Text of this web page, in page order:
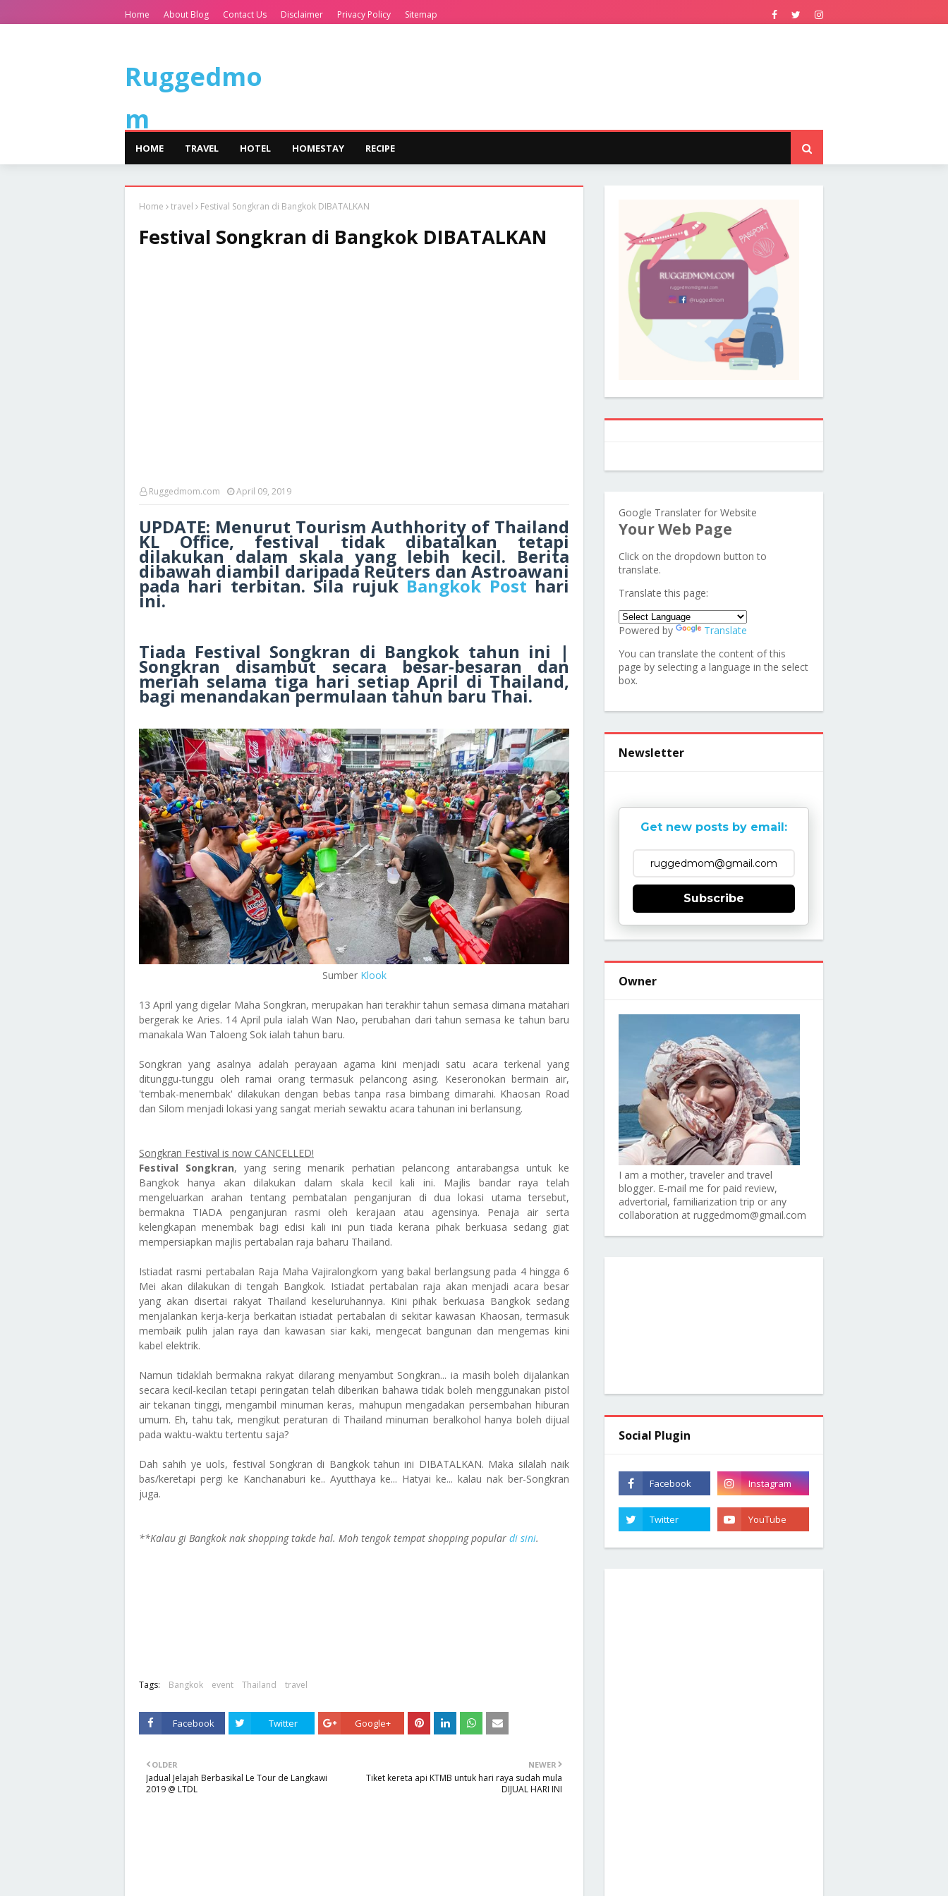
Home About Blog Contact Us Disclaimer Privacy Policy Sitemap
Ruggedmo
m
HOME TRAVEL HOTEL HOMESTAY RECIPE
Home travel Festival Songkran di Bangkok DIBATALKAN
Festival Songkran di Bangkok DIBATALKAN
Ruggedmom.com April 09, 2019
UPDATE: Menurut Tourism Authhority of Thailand
KL Office, festival tidak dibatalkan tetapi
dilakukan dalam skala yang lebih kecil. Berita
dibawah diambil daripada Reuters dan Astroawani
pada hari terbitan. Sila rujukBangkok Posthari
ini.
Tiada Festival Songkran di Bangkok tahun ini |
Songkran disambut secara besar-besaran dan
meriah selama tiga hari setiap April di Thailand,
bagi menandakan permulaan tahun baru Thai.
Sumber Klook
13 April yang digelar Maha Songkran, merupakan hari terakhir tahun semasa dimana matahari
bergerak ke Aries. 14 April pula ialah Wan Nao, perubahan dari tahun semasa ke tahun baru
manakala Wan Taloeng Sok ialah tahun baru.
Songkran yang asalnya adalah perayaan agama kini menjadi satu acara terkenal yang
ditunggu-tunggu oleh ramai orang termasuk pelancong asing. Keseronokan bermain air,
'tembak-menembak' dilakukan dengan bebas tanpa rasa bimbang dimarahi. Khaosan Road
dan Silom menjadi lokasi yang sangat meriah sewaktu acara tahunan ini berlansung.
Songkran Festival is now CANCELLED!
Festival Songkran, yang sering menarik perhatian pelancong antarabangsa untuk ke
Bangkok hanya akan dilakukan dalam skala kecil kali ini. Majlis bandar raya telah
mengeluarkan arahan tentang pembatalan penganjuran di dua lokasi utama tersebut,
bermakna TIADA penganjuran rasmi oleh kerajaan atau agensinya. Penaja air serta
kelengkapan menembak bagi edisi kali ini pun tiada kerana pihak berkuasa sedang giat
mempersiapkan majlis pertabalan raja baharu Thailand.
Istiadat rasmi pertabalan Raja Maha Vajiralongkorn yang bakal berlangsung pada 4 hingga 6
Mei akan dilakukan di tengah Bangkok. Istiadat pertabalan raja akan menjadi acara besar
yang akan disertai rakyat Thailand keseluruhannya. Kini pihak berkuasa Bangkok sedang
menjalankan kerja-kerja berkaitan istiadat pertabalan di sekitar kawasan Khaosan, termasuk
membaik pulih jalan raya dan kawasan siar kaki, mengecat bangunan dan mengemas kini
kabel elektrik.
Namun tidaklah bermakna rakyat dilarang menyambut Songkran... ia masih boleh dijalankan
secara kecil-kecilan tetapi peringatan telah diberikan bahawa tidak boleh menggunakan pistol
air tekanan tinggi, mengambil minuman keras, mahupun mengadakan persembahan hiburan
umum. Eh, tahu tak, mengikut peraturan di Thailand minuman beralkohol hanya boleh dijual
pada waktu-waktu tertentu saja?
Dah sahih ye uols, festival Songkran di Bangkok tahun ini DIBATALKAN. Maka silalah naik
bas/keretapi pergi ke Kanchanaburi ke.. Ayutthaya ke... Hatyai ke... kalau nak ber-Songkran
juga.
**Kalau gi Bangkok nak shopping takde hal. Moh tengok tempat shopping popular di sini.
Tags: Bangkok event Thailand travel
Facebook Twitter Google+
NEWER
Tiket kereta api KTMB untuk hari raya sudah mula
DIJUAL HARI INI
OLDER
Jadual Jelajah Berbasikal Le Tour de Langkawi
2019 @ LTDL
Google Translater for Website
Your Web Page
Click on the dropdown button to
translate.
Translate this page:
Powered by
Translate
You can translate the content of this
page by selecting a language in the select
box.
Newsletter
Get new posts by email:
Subscribe
Owner
I am a mother, traveler and travel
blogger. E-mail me for paid review,
advertorial, familiarization trip or any
collaboration at ruggedmom@gmail.com
Social Plugin